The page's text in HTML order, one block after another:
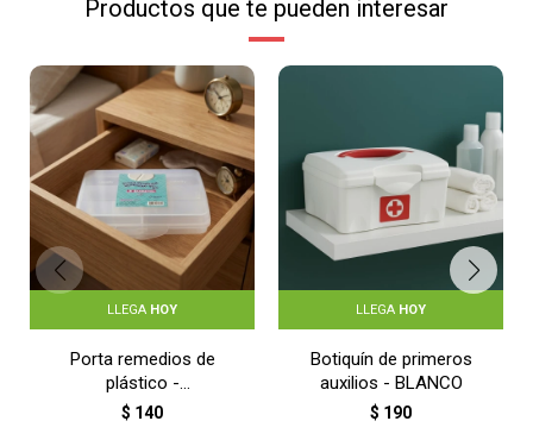
Productos que te pueden interesar
LLEGA HOY
Porta remedios de
plástico -
TRANSPARENTE
$ 140
LLEGA HOY
Botiquín de primeros
auxilios - BLANCO
$ 190